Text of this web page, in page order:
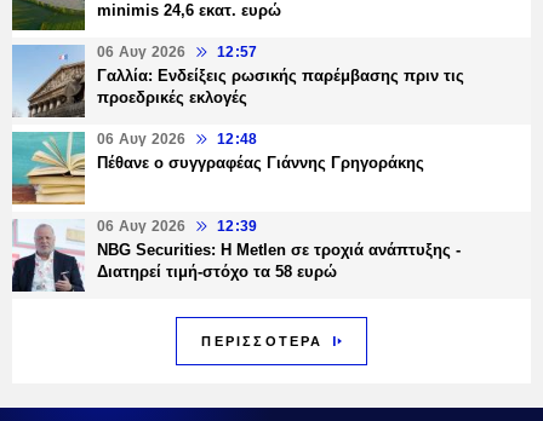
minimis 24,6 εκατ. ευρώ
06 Αυγ 2026 12:57
Γαλλία: Ενδείξεις ρωσικής παρέμβασης πριν τις
προεδρικές εκλογές
06 Αυγ 2026 12:48
Πέθανε ο συγγραφέας Γιάννης Γρηγοράκης
06 Αυγ 2026 12:39
NBG Securities: Η Metlen σε τροχιά ανάπτυξης -
Διατηρεί τιμή-στόχο τα 58 ευρώ
ΠΕΡΙΣΣΟΤΕΡΑ